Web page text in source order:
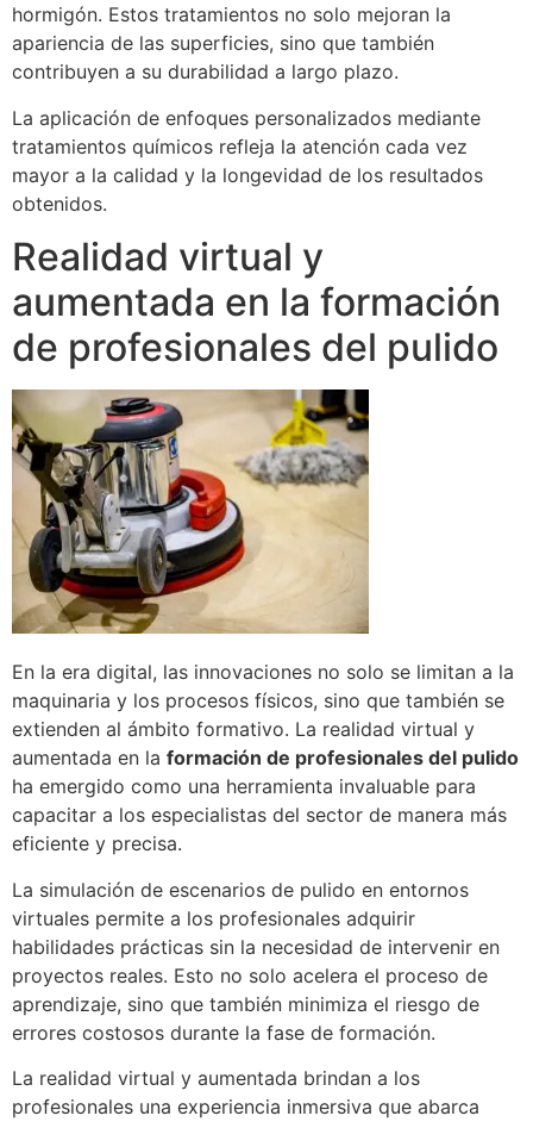
hormigón. Estos tratamientos no solo mejoran la
apariencia de las superficies, sino que también
contribuyen a su durabilidad a largo plazo.
La aplicación de enfoques personalizados mediante
tratamientos químicos refleja la atención cada vez
mayor a la calidad y la longevidad de los resultados
obtenidos.
Realidad virtual y
aumentada en la formación
de profesionales del pulido
En la era digital, las innovaciones no solo se limitan a la
maquinaria y los procesos físicos, sino que también se
extienden al ámbito formativo. La realidad virtual y
aumentada en la formación de profesionales del pulido
ha emergido como una herramienta invaluable para
capacitar a los especialistas del sector de manera más
eficiente y precisa.
La simulación de escenarios de pulido en entornos
virtuales permite a los profesionales adquirir
habilidades prácticas sin la necesidad de intervenir en
proyectos reales. Esto no solo acelera el proceso de
aprendizaje, sino que también minimiza el riesgo de
errores costosos durante la fase de formación.
La realidad virtual y aumentada brindan a los
profesionales una experiencia inmersiva que abarca